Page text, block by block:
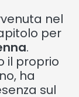
nel
per
.
il proprio
ha
sul